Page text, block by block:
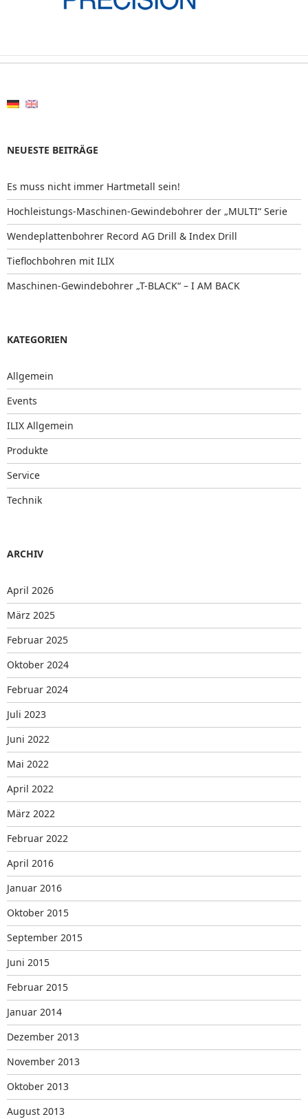
NEUESTE BEITRÄGE
Es muss nicht immer Hartmetall sein!
Hochleistungs-Maschinen-Gewindebohrer der „MULTI“ Serie
Wendeplattenbohrer Record AG Drill & Index Drill
Tieflochbohren mit ILIX
Maschinen-Gewindebohrer „T-BLACK“ – I AM BACK
KATEGORIEN
Allgemein
Events
ILIX Allgemein
Produkte
Service
Technik
ARCHIV
April 2026
März 2025
Februar 2025
Oktober 2024
Februar 2024
Juli 2023
Juni 2022
Mai 2022
April 2022
März 2022
Februar 2022
April 2016
Januar 2016
Oktober 2015
September 2015
Juni 2015
Februar 2015
Januar 2014
Dezember 2013
November 2013
Oktober 2013
August 2013